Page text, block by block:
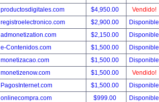
productosdigitales.com
$4,950.00
Vendido!
registroelectronico.com
$2,900.00
Disponible
admonetization.com
$2,150.00
Disponible
e-Contenidos.com
$1,500.00
Disponible
monetizacao.com
$1,500.00
Disponible
monetizenow.com
$1,500.00
Vendido!
PagosInternet.com
$1,500.00
Disponible
onlinecompra.com
$999.00
Disponible